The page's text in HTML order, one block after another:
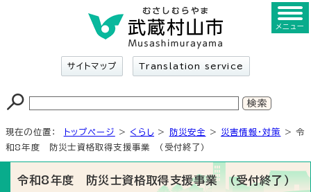
サイトマップ Translation service
メニュー
現在の位置： トップページ > くらし > 防災安全 > 災害情報・対策
> 令
和8年度 防災士資格取得支援事業 （受付終了）
令和8年度 防災士資格取得支援事業 （受付終了）